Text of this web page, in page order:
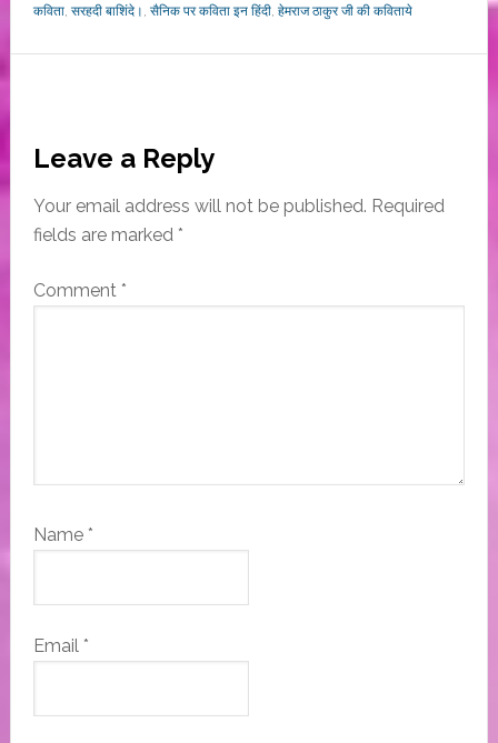
कविता, सरहदी बाशिंदे। , सैनिक पर कविता इन हिंदी, हेमराज ठाकुर जी की कविताये
Reader
Interactions
Leave a Reply
Your email address will not be published. Required
fields are marked *
Comment *
Name *
Email *